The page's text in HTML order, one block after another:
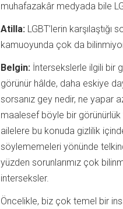
muhafazakâr medyada bile
Atilla: LGBT’lerin
kamuoyunda çok da
Belgin: İntersekslerle ilgili bir
görünür hâlde, daha eskiye
sorsanız gey nedir, ne yapar
maalesef böyle bir görünürlük
ailelere bu konuda gizlilik
söylememeleri yönünde
yüzden sorunlarımız çok
interseksler.
Öncelikle, biz çok temel bir